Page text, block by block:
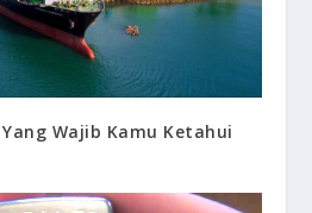
Wajib Kamu Ketahui